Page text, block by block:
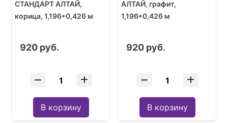
СТАНДАРТ АЛТАЙ,
корица, 1,196*0,426 м
920 руб.
В корзину
АЛТАЙ, графит,
1,196*0,426 м
920 руб.
В корзину